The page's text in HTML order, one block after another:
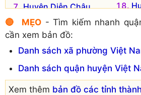
Huyện Diễn Châu
Huyện Đô Lương
Huyện Hưng Nguyên
Huyện Kỳ Sơn
🔴 MẸO- Tìm kiếm nhanh
cần xem bản đồ:
Danh sách xã phường Việt
Danh sách quận huyện Việt
Xem thêm bản đồ các tỉnh